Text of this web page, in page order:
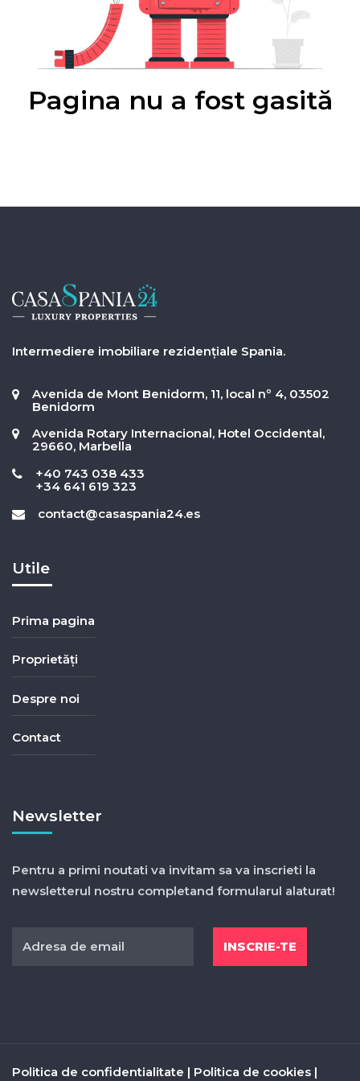
Pagina nu a fost gasită
Intermediere imobiliare rezidențiale Spania.
Avenida de Mont Benidorm, 11, local nº 4, 03502
Benidorm
Avenida Rotary Internacional, Hotel Occidental,
29660, Marbella
+40 743 038 433
+34 641 619 323
contact@casaspania24.es
Utile
Prima pagina
Proprietăți
Despre noi
Contact
Newsletter
Pentru a primi noutati va invitam sa va inscrieti la
newsletterul nostru completand formularul alaturat!
Politica de confidentialitate | Politica de cookies |